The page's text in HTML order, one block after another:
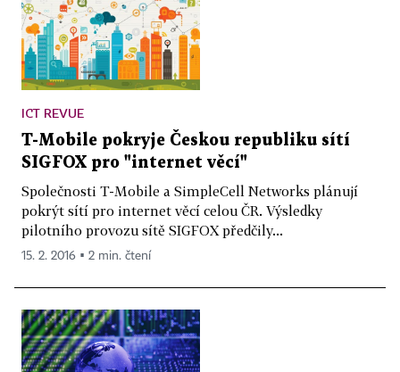
ICT REVUE
T-Mobile pokryje Českou republiku sítí
SIGFOX pro "internet věcí"
Společnosti T-Mobile a SimpleCell Networks plánují
pokrýt sítí pro internet věcí celou ČR. Výsledky
pilotního provozu sítě SIGFOX předčily...
15. 2. 2016 ▪ 2 min. čtení